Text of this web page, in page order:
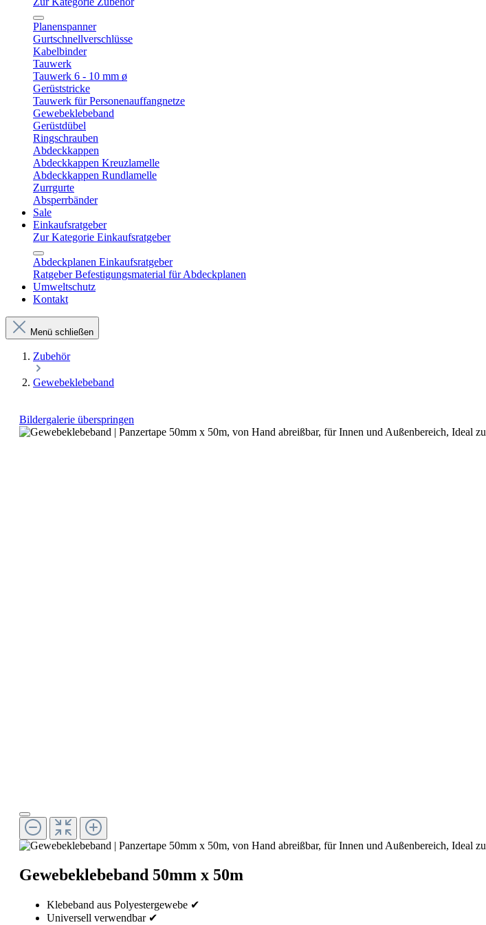
Planenspanner
Gurtschnellverschlüsse
Kabelbinder
Tauwerk
Tauwerk 6 - 10 mm ø
Gerüststricke
Tauwerk für Personenauffangnetze
Gewebeklebeband
Gerüstdübel
Ringschrauben
Abdeckkappen
Abdeckkappen Kreuzlamelle
Abdeckkappen Rundlamelle
Zurrgurte
Absperrbänder
Sale
Einkaufsratgeber
Zur Kategorie Einkaufsratgeber
Abdeckplanen Einkaufsratgeber
Ratgeber Befestigungsmaterial für Abdeckplanen
Umweltschutz
Kontakt
Menü schließen
Zubehör
Gewebeklebeband
Bildergalerie überspringen
Gewebeklebeband 50mm x 50m
Klebeband aus Polyestergewebe ✔
Universell verwendbar ✔